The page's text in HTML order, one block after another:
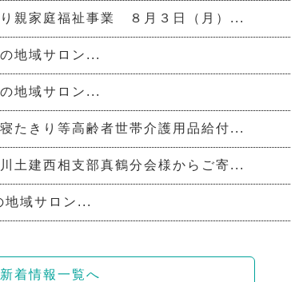
親家庭福祉事業 ８月３日（月）...
地域サロン...
地域サロン...
たきり等高齢者世帯介護用品給付...
土建西相支部真鶴分会様からご寄...
地域サロン...
新着情報一覧へ